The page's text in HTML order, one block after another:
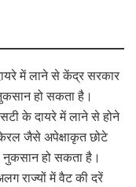
में लाने से केंद्र सरकार
हो सकता है।
के दायरे में लाने से होने
जैसे अपेक्षाकृत छोटे
नुकसान हो सकता है।
राज्यों में वैट की दरें